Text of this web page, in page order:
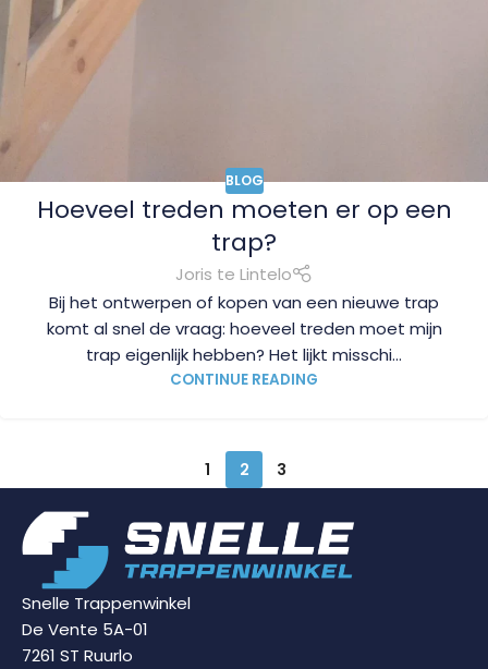
BLOG
Hoeveel treden moeten er op een
trap?
Joris te Lintelo
Bij het ontwerpen of kopen van een nieuwe trap
komt al snel de vraag: hoeveel treden moet mijn
trap eigenlijk hebben? Het lijkt misschi...
CONTINUE READING
1 2 3
Snelle Trappenwinkel
De Vente 5A-01
7261 ST Ruurlo